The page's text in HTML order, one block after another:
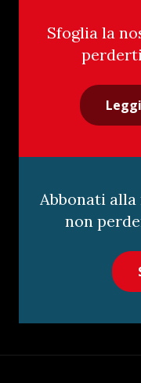
Sfoglia la
Abbonati
non